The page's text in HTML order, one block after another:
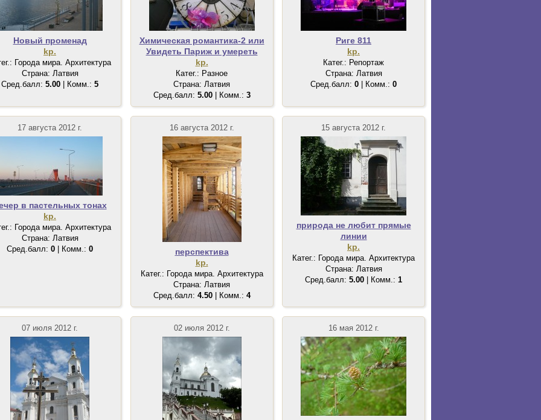
Новый променад
kp.
Города мира. Архитектура
Страна: Латвия
Сред.балл: 5.00 | Комм.: 5
Химическая романтика-2 или
Увидеть Париж и умереть
kp.
Катег.: Разное
Страна: Латвия
Сред.балл: 5.00| Комм.: 3
Риге 811
kp.
Катег.: Репортаж
Страна: Латвия
Сред.балл: 0 | Комм.: 0
17 августа 2012 г.
в пастельных тонах
kp.
Города мира. Архитектура
Страна: Латвия
Сред.балл: 0 | Комм.: 0
16 августа 2012 г.
перспектива
kp.
Катег.: Города мира. Архитектура
Страна: Латвия
Сред.балл: 4.50| Комм.: 4
15 августа 2012 г.
природа не любит прямые
линии
kp.
Катег.: Города мира. Архитектура
Страна: Латвия
Сред.балл: 5.00 | Комм.: 1
07 июля 2012 г. 02 июля 2012 г. 16 мая 2012 г.